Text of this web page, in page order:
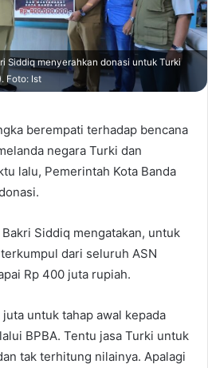
Siddiq menyerahkan donasi untuk Turki
Foto: Ist
berempati terhadap bencana
negara Turki dan
lalu, Pemerintah Kota Banda
Bakri Siddiq mengatakan, untuk
dari seluruh ASN
Rp 400 juta rupiah.
untuk tahap awal kepada
BPBA. Tentu jasa Turki untuk
tak terhitung nilainya. Apalagi